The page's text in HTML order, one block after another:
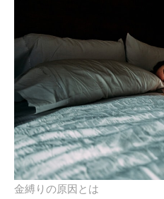
金縛りの原因とは